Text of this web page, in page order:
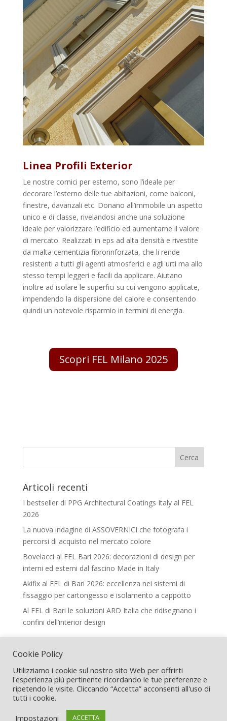
Linea Profili Exterior
Le nostre cornici per esterno, sono l’ideale per
decorare l’esterno delle tue abitazioni, come balconi,
finestre, davanzali etc. Donano all’immobile un aspetto
unico e di classe, rivelandosi anche una soluzione
ideale per valorizzare l’edificio ed aumentarne il valore
di mercato. Realizzati in eps ad alta densità e rivestite
da malta cementizia fibrorinforzata, che li rende
resistenti a tutti gli agenti atmosferici e agli urti ma allo
stesso tempi leggeri e facili da applicare. Aiutano
inoltre ad isolare le superfici su cui vengono applicate,
impendendo la dispersione del calore e consentendo
quindi un notevole risparmio in termini di energia.
Scopri FEL Milano 2025
Articoli recenti
I bestseller di PPG Architectural Coatings Italy al FEL
2026
La nuova indagine di ASSOVERNICI che fotografa i
percorsi di acquisto nel mercato colore
Bovelacci al FEL Bari 2026: decorazioni di design per
interni ed esterni dal fascino Made in Italy
Akifix al FEL di Bari 2026: eccellenza nei sistemi di
fissaggio per cartongesso e isolamento a cappotto
Al FEL di Bari le soluzioni ARD Italia che ridisegnano i
confini dell’interior design
Legal
Progettato da FEL srl - P.iva 03506190127 | Copyright
Cookie Policy
Utilizziamo i cookie sul nostro sito Web per offrirti
l'esperienza più pertinente ricordando le tue preferenze e
ripetendo le visite. Cliccando “Accetta” acconsenti all'uso di
tutti i cookie.
Impostazioni
ACCETTA